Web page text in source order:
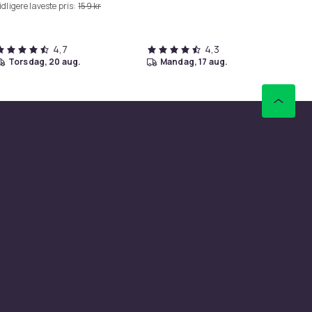
laveste pris: 159 kr
4,7
torsdag, 20 aug.
4,3
mandag, 17 aug.